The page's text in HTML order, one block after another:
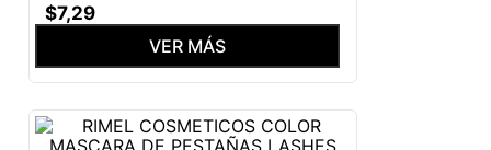
$7,29
VER MÁS